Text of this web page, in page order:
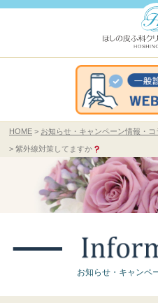
HOME お知らせ・キャンペーン情報・コ
紫外線対策してますか
お知らせ・キャンペ